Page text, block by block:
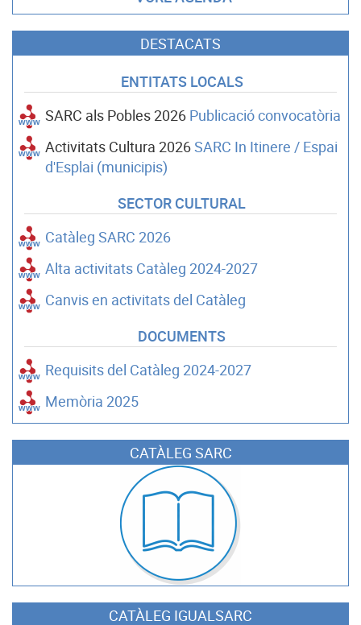
DESTACATS
ENTITATS LOCALS
SARC als Pobles 2026 Publicació convocatòria
Activitats Cultura 2026SARC In Itinere / Espai
d'Esplai (municipis)
SECTOR CULTURAL
Catàleg SARC 2026
Alta activitats Catàleg 2024-2027
Canvis en activitats del Catàleg
DOCUMENTS
Requisits del Catàleg 2024-2027
Memòria 2025
CATÀLEG SARC
CATÀLEG IGUALSARC